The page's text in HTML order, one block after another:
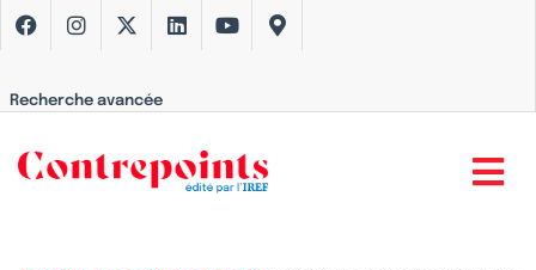
Recherche avancée